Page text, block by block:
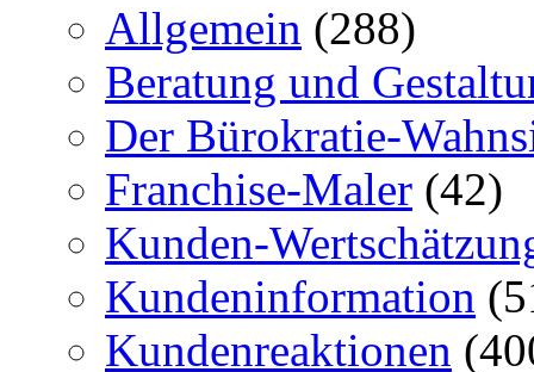
Allgemein (288)
Beratung und
Der Bürokratie-
Franchise-Maler (42)
Kunden-
Kundeninformation
Kundenreaktionen